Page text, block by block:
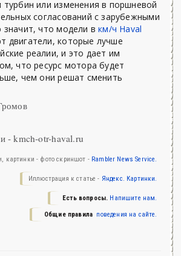
турбин или изменения в поршневой
согласований с зарубежными
значит, что модели вкм/ч Haval
двигатели, которые лучше
реалии, и это дает им
что ресурс мотора будет
чем они решат сменить
- kmch-otr-haval.ru
картинки - фото скриншот - Rambler News Service.
Иллюстрация к статье - Яндекс. Картинки.
Есть вопросы. Напишите нам.
Общие правила поведения на сайте.